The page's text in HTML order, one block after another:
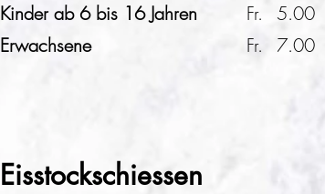
Kinder ab 6 bis 16 Jahren
Erwachsene
Fr.
Fr.
5.00
7.00
Eisstockschiessen